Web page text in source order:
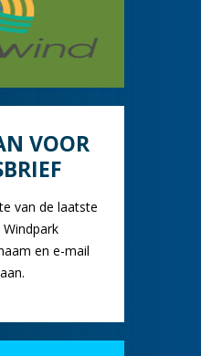
VOOR
van de laatste
en e-mail